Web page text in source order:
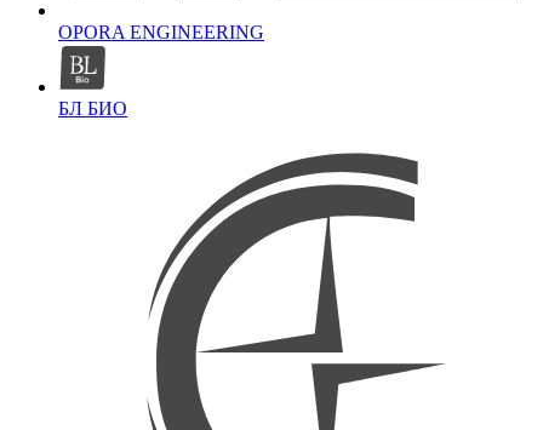
OPORA ENGINEERING
БЛ БИО